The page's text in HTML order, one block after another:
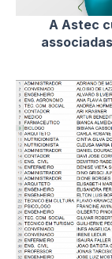
A Astec